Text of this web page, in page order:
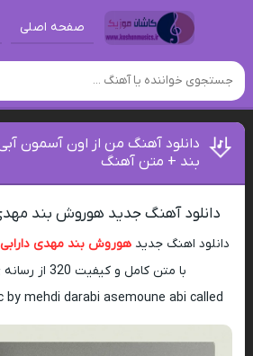
صفحه اصلی
دانلود آهنگ من از اون آسمون
بند + متن آهنگ
دانلود آهنگ جدید هوروش بند
دانلود اهنگ جدید هوروش بند مهدی دارابی
با متن کامل و کیفیت 320 از رسانه ی
by mehdi darabi asemoune abi called